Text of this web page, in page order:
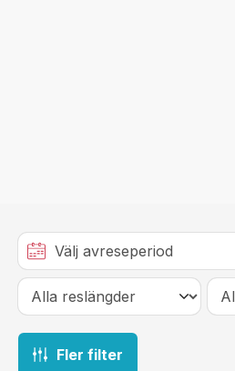
Fler filter